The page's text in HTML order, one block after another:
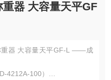
4212A-100）